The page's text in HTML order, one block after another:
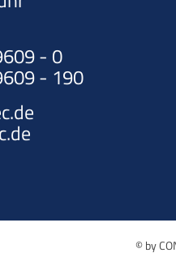
- 0
- 190
© by